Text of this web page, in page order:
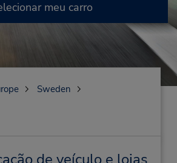
meu carro
Sweden